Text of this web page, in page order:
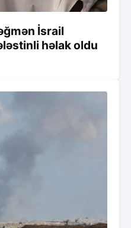
İsrail
həlak oldu